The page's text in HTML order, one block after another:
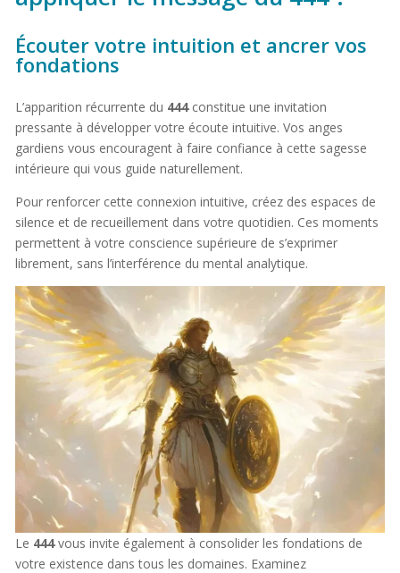
Écouter votre intuition et ancrer vos
fondations
L’apparition récurrente du 444constitue une invitation
pressante à développer votre écoute intuitive. Vos anges
gardiens vous encouragent à faire confiance à cette sagesse
intérieure qui vous guide naturellement.
Pour renforcer cette connexion intuitive, créez des espaces de
silence et de recueillement dans votre quotidien. Ces moments
permettent à votre conscience supérieure de s’exprimer
librement, sans l’interférence du mental analytique.
Le 444vous invite également à consolider les fondations de
votre existence dans tous les domaines. Examinez